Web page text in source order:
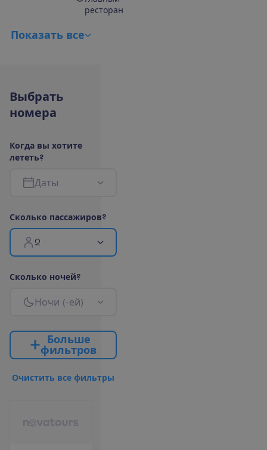
ресторан
Показать все
Выбрать
номера
Когда вы хотите
лететь?
Даты
Сколько пассажиров?
2
Сколько ночей?
Ночи (-ей)
Больше
фильтров
Очистить все фильтры